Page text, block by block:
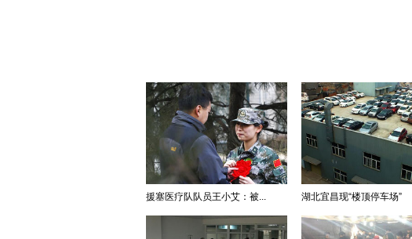
援塞医疗队队员王小艾：被... 湖北宜昌现“楼顶停车场”